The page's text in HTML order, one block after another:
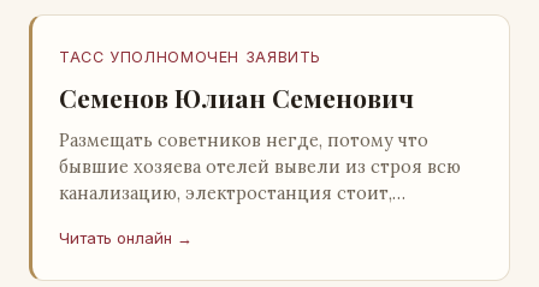
ТАСС УПОЛНОМОЧЕН ЗАЯВИТЬ
Семенов Юлиан Семенович
Размещать советников негде, потому что
бывшие хозяева отелей вывели из строя всю
канализацию, электростанция стоит,
А. Алешин». …
Читать онлайн →